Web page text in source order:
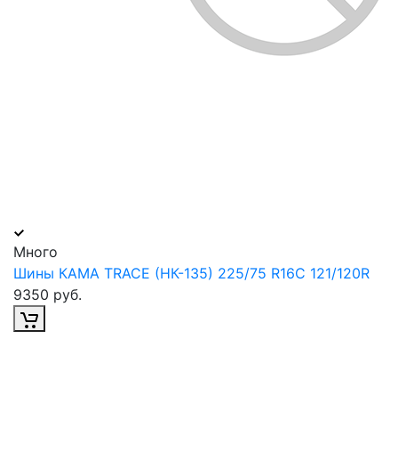
Много
Шины КАМА TRACE (НК-135) 225/75 R16С 121/120R
9350 руб.